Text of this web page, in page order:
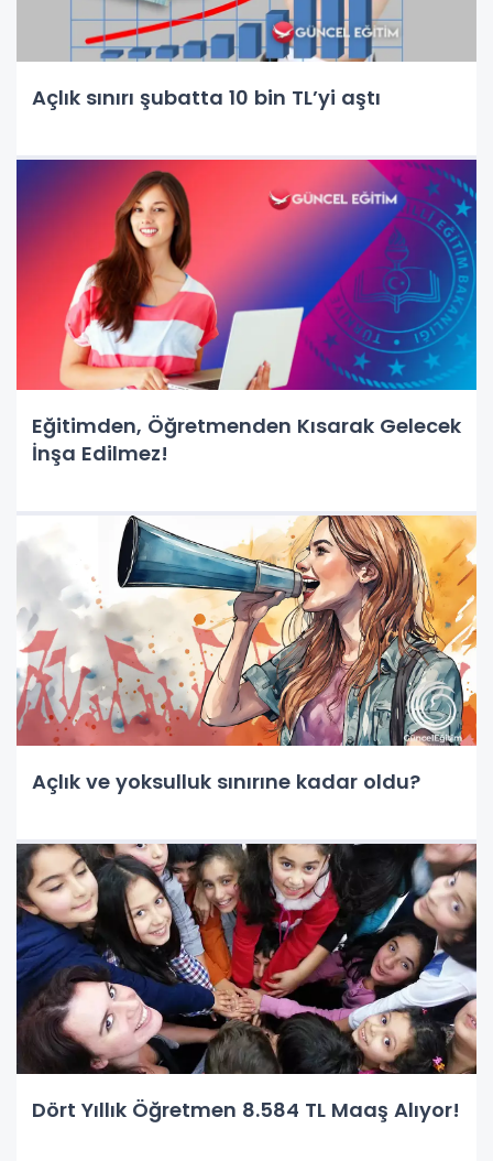
Açlık sınırı şubatta 10 bin TL’yi aştı
Eğitimden, Öğretmenden Kısarak Gelecek
İnşa Edilmez!
Açlık ve yoksulluk sınırıne kadar oldu?
Dört Yıllık Öğretmen 8.584 TL Maaş Alıyor!